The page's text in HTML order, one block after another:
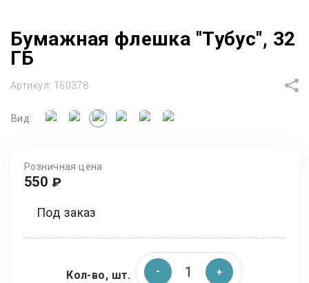
Бумажная флешка "Тубус", 32
ГБ
Артикул: 160378
Вид:
Розничная цена
550 ₽
Под заказ
Кол-во, шт.